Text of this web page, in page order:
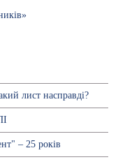
лист насправді?
– 25 років